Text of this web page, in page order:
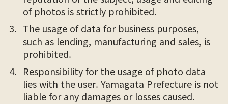
of photos is strictly prohibited.
The usage of data for business purposes,
such as lending, manufacturing and sales, is
prohibited.
Responsibility for the usage of photo data
lies with the user. Yamagata Prefecture is not
liable for any damages or losses caused.